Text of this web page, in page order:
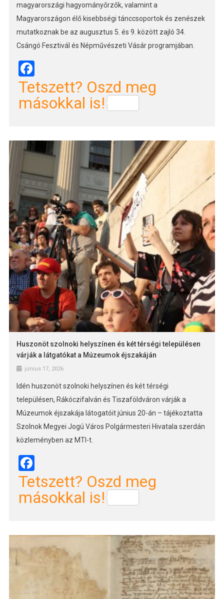
magyarországi hagyományőrzők, valamint a
Magyarországon élő kisebbségi tánccsoportok és zenészek
mutatkoznak be az augusztus 5. és 9. között zajló 34.
Csángó Fesztivál és Népművészeti Vásár programjában.
Facebook
Tetszett? Oszd meg
másokkal is!
Huszonöt szolnoki helyszínen és két térségi településen
várják a látgatókat a Múzeumok éjszakáján
június 17, 2026
Idén huszonöt szolnoki helyszínen és két térségi
településen, Rákóczifalván és Tiszaföldváron várják a
Múzeumok éjszakája látogatóit június 20-án – tájékoztatta
Szolnok Megyei Jogú Város Polgármesteri Hivatala szerdán
közleményben az MTI-t.
Facebook
Tetszett? Oszd meg
másokkal is!